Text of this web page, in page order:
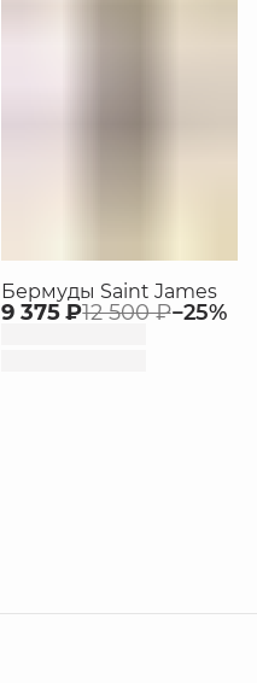
Бермуды Saint James
9 375 ₽12 500 ₽−25%